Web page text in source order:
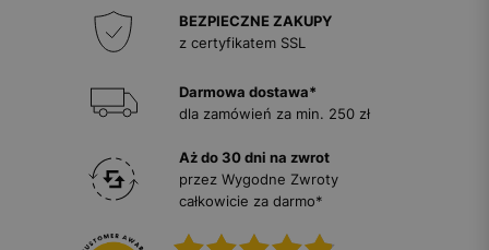
BEZPIECZNE ZAKUPY
z certyfikatem SSL
Darmowa dostawa*
dla zamówień za min. 250 zł
Aż do 30 dni na zwrot
przez Wygodne Zwroty
całkowicie za darmo*